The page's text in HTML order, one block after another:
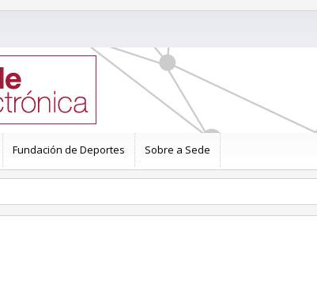
Fundación de Deportes Sobre a Sede